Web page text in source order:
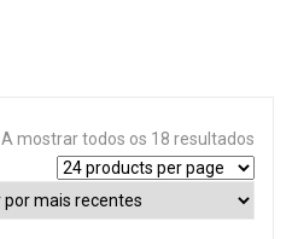
A mostrar todos os 18 resultados